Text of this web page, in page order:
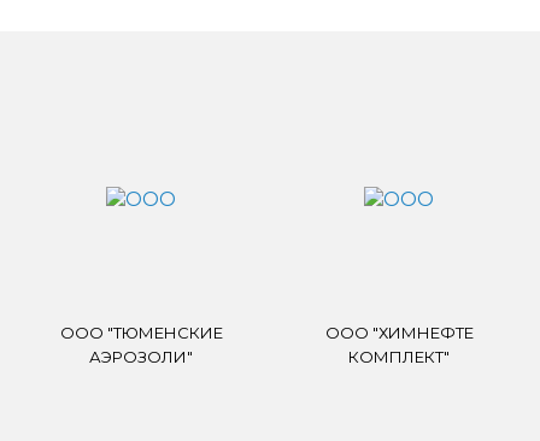
ООО "ТЮМЕНСКИЕ
АЭРОЗОЛИ"
ООО "ХИМНЕФТЕ
КОМПЛЕКТ"